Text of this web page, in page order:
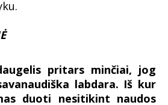
pritars minčiai, jog
labdara. Iš kur
duoti nesitikint naudos